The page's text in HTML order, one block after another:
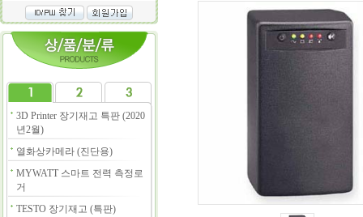
3D Printer 장기재고 특판 (2020
년2월)
열화상카메라 (진단용)
MYWATT 스마트 전력 측정로
거
TESTO 장기재고 (특판)